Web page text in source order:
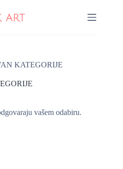
KATEGORIJE
vašem odabiru.